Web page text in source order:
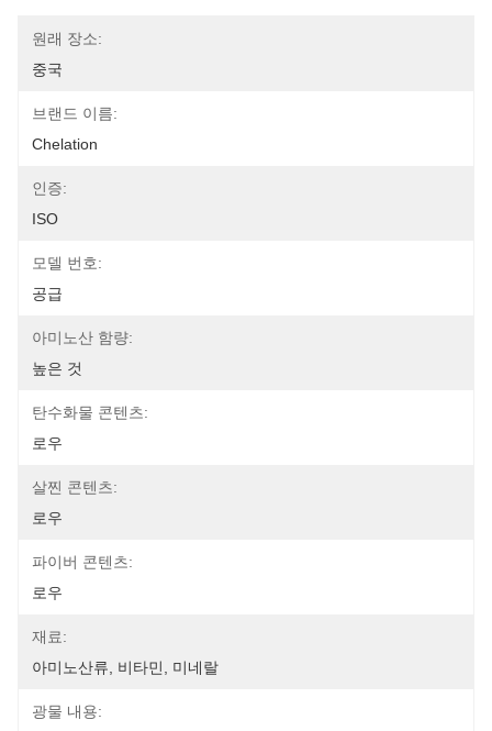
원래 장소:
중국
브랜드 이름:
Chelation
인증:
ISO
모델 번호:
공급
아미노산 함량:
높은 것
탄수화물 콘텐츠:
로우
살찐 콘텐츠:
로우
파이버 콘텐츠:
로우
재료:
아미노산류, 비타민, 미네랄
광물 내용: